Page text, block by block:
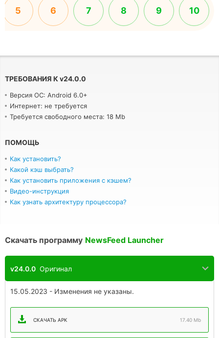
5 6 7 8 9 10
ТРЕБОВАНИЯ К v24.0.0
Версия ОС: Android 6.0+
Интернет: не требуется
Требуется свободного места: 18 Mb
ПОМОЩЬ
Как установить?
Какой кэш выбрать?
Как установить приложения с кэшем?
Видео-инструкция
Как узнать архитектуру процессора?
Скачать программу NewsFeed Launcher
v24.0.0 Оригинал
15.05.2023 - Изменения не указаны.
СКАЧАТЬ APK 17.40 Mb